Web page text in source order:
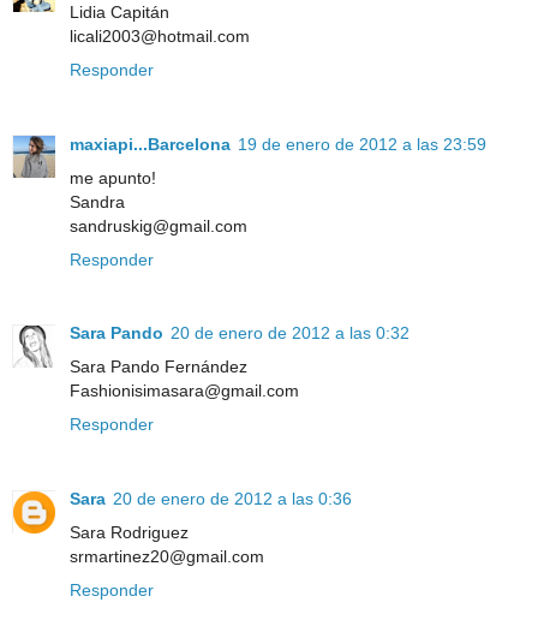
Lidia Capitán
licali2003@hotmail.com
Responder
maxiapi...Barcelona 19 de enero de 2012 a las 23:59
me apunto!
Sandra
sandruskig@gmail.com
Responder
Sara Pando 20 de enero de 2012 a las 0:32
Sara Pando Fernández
Fashionisimasara@gmail.com
Responder
Sara 20 de enero de 2012 a las 0:36
Sara Rodriguez
srmartinez20@gmail.com
Responder